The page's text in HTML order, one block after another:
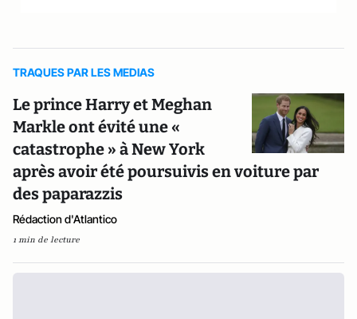
TRAQUES PAR LES MEDIAS
Le prince Harry et Meghan
Markle ont évité une «
catastrophe » à New York
après avoir été poursuivis en voiture par
des paparazzis
Rédaction d'Atlantico
1 min de lecture